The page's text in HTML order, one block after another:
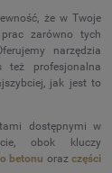
że w Twoje
zarówno tych
narzędzia
też profesjonalna
jak jest to
dostępnymi w
obok kluczy
betonu orazczęści